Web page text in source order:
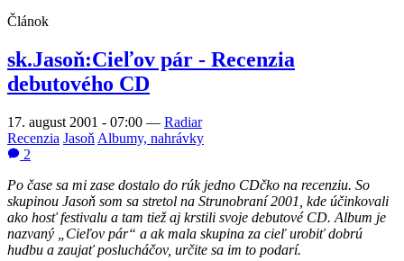
Článok
sk.Jasoň:Cieľov pár - Recenzia
debutového CD
17. august 2001 - 07:00 — Radiar
Recenzia Jasoň Albumy, nahrávky
2
Po čase sa mi zase dostalo do rúk jedno CDčko na recenziu. So
skupinou Jasoň som sa stretol na Strunobraní 2001, kde účinkovali
ako hosť festivalu a tam tiež aj krstili svoje debutové CD. Album je
nazvaný „Cieľov pár“ a ak mala skupina za cieľ urobiť dobrú
hudbu a zaujať poslucháčov, určite sa im to podarí.